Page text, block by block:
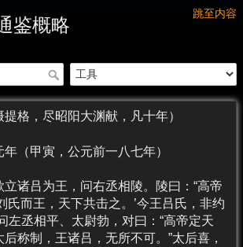
跳至内容
鉴概略
格，尽昭阳大渊献，凡十年）
甲寅，公元前一八七年）
吕为王，问右丞相陵。陵曰：“高帝
氏而王，天下共击之。’今王吕氏，非约
左丞相平、太尉勃，对曰：“高帝定天
称制，王诸吕，无所不可。”太后喜，